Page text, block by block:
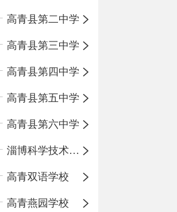
高青县第二中学
高青县第三中学
高青县第四中学
高青县第五中学
高青县第六中学
淄博科学技术学校
高青双语学校
高青燕园学校